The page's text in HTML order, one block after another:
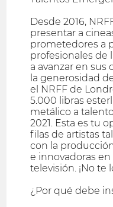
Desde 2016,
presentar a
prometedores a
profesionales de
a avanzar en sus
la generosidad
el NRFF de
5.000 libras
metálico a
2021. Esta es tu
filas de artistas
con la
e innovadoras
televisión. ¡No te
¿Por qué debe